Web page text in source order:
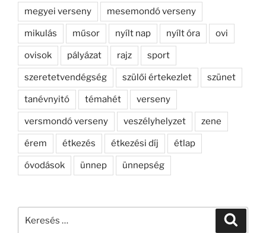
megyei verseny mesemondó verseny
mikulás műsor nyílt nap nyílt óra ovi
ovisok pályázat rajz sport
szeretetvendégség szülői értekezlet szünet
tanévnyitó témahét verseny
versmondó verseny veszélyhelyzet zene
érem étkezés étkezési díj étlap
óvodások ünnep ünnepség